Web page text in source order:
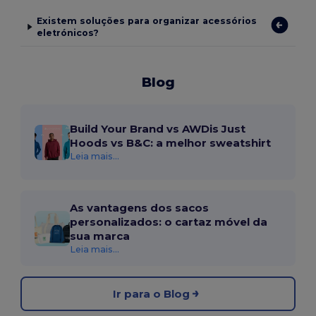
Existem soluções para organizar acessórios
eletrónicos?
Blog
Build Your Brand vs AWDis Just
Hoods vs B&C: a melhor sweatshirt
Leia mais...
As vantagens dos sacos
personalizados: o cartaz móvel da
sua marca
Leia mais...
Ir para o Blog